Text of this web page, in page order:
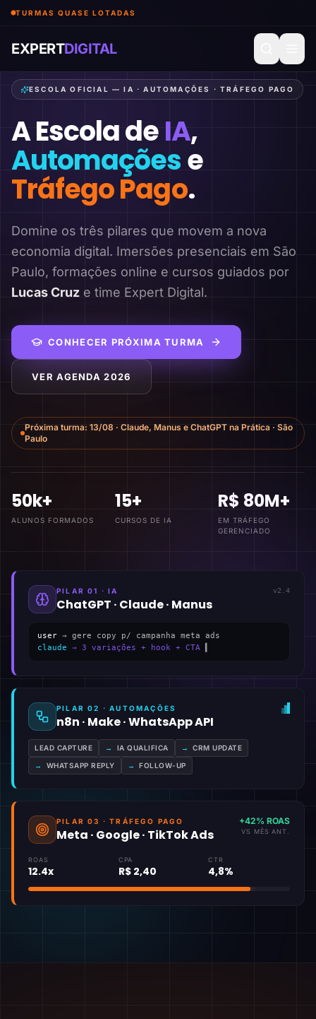
TURMAS QUASE LOTADAS
EXPERTDIGITAL
ESCOLA OFICIAL — IA · AUTOMAÇÕES · TRÁFEGO PAGO
A Escola deIA,
Automaçõese
Tráfego Pago.
Domine os três pilares que movem a nova
economia digital. Imersões presenciais em São
Paulo, formações online e cursos guiados por
Lucas Cruz e time Expert Digital.
CONHECER PRÓXIMA TURMA
VER AGENDA 2026
Próxima turma: 13/08 · Claude, Manus e ChatGPT na Prática · São
Paulo
50k+
ALUNOS FORMADOS
15+
CURSOS DE IA
R$ 80M+
EM TRÁFEGO
GERENCIADO
PILAR 01 · IA
ChatGPT · Claude · Manus
v2.4
user → gere copy p/ campanha meta ads
claude → 3 variações + hook + CTA
PILAR 02 · AUTOMAÇÕES
n8n · Make · WhatsApp API
LEAD CAPTURE → IA QUALIFICA → CRM UPDATE
→ WHATSAPP REPLY → FOLLOW-UP
PILAR 03 · TRÁFEGO PAGO
Meta · Google · TikTok Ads
+42% ROAS
VS MÊS ANT.
ROAS
12.4x
CPA
R$ 2,40
CTR
4,8%